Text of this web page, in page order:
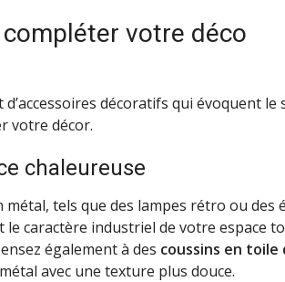
votre déco
décoratifs qui évoquent le
votre décor.
chaleureuse
tels que des lampes rétro ou des
caractère industriel de votre espace
également à des coussins en toile
avec une texture plus douce.